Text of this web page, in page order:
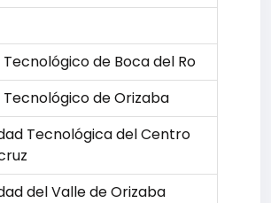
de Boca del Ro
de Orizaba
Tecnológica del Centro
del Valle de Orizaba